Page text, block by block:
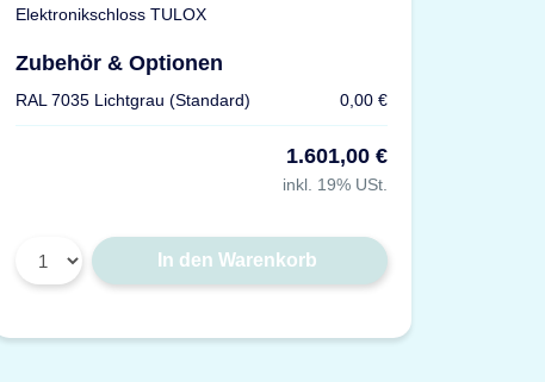
Elektronikschloss TULOX
Zubehör & Optionen
RAL 7035 Lichtgrau (Standard) 0,00 €
1.601,00 €
inkl. 19% USt.
In den Warenkorb